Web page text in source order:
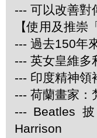
--- 可以改善對
【使用及推崇
--- 過去150年
--- 英女皇維多
--- 印度精神領
--- 荷蘭畫家
--- Beatles
Harrison